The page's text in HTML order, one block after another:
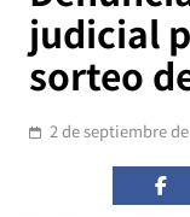
judicial
sorteo
2 de septiembre